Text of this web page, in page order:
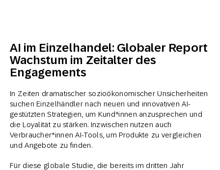
AI im Einzelhandel: Globaler Report
Wachstum im Zeitalter des
Engagements
In Zeiten dramatischer sozioökonomischer Unsicherheiten
suchen Einzelhändler nach neuen und innovativen AI-
gestützten Strategien, um Kund*innen anzusprechen und
die Loyalität zu stärken. Inzwischen nutzen auch
Verbraucher*innen AI-Tools, um Produkte zu vergleichen
und Angebote zu finden.
Für diese globale Studie, die bereits im dritten Jahr